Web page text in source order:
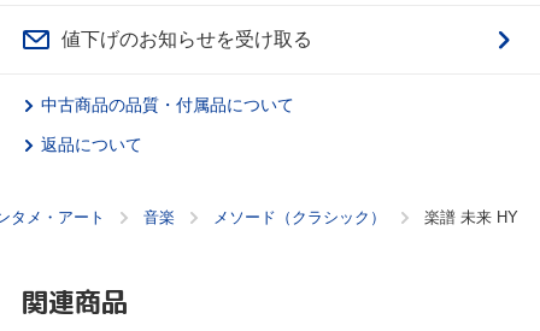
値下げのお知らせを受け取る
中古商品の品質・付属品について
返品について
タメ・アート 音楽 メソード（クラシック） 楽譜 未来 HY
関連商品